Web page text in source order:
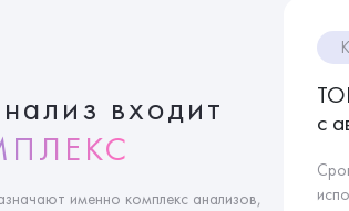
входит
именно комплекс анализов,
с